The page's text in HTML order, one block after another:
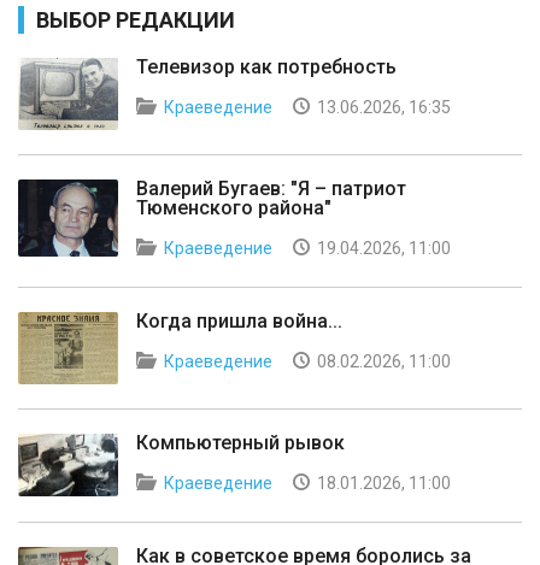
ВЫБОР РЕДАКЦИИ
Телевизор как потребность
Краеведение 13.06.2026, 16:35
Валерий Бугаев: "Я – патриот
Тюменского района"
Краеведение 19.04.2026, 11:00
Когда пришла война...
Краеведение 08.02.2026, 11:00
Компьютерный рывок
Краеведение 18.01.2026, 11:00
Как в советское время боролись за